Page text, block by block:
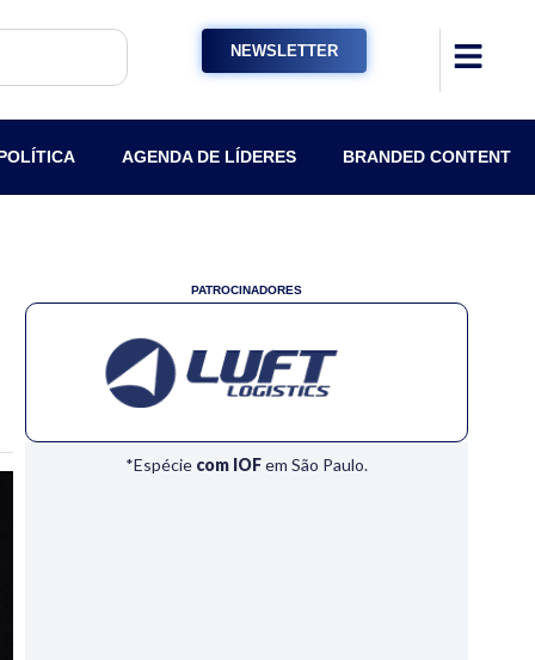
NEWSLETTER
AGENDA DE LÍDERES BRANDED CONTENT
PATROCINADORES